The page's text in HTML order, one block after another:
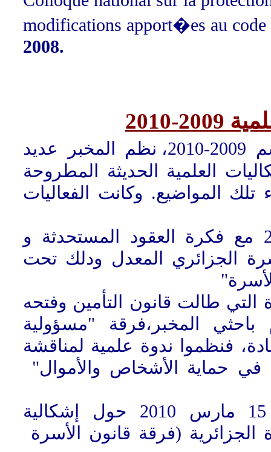
modifications apport�es au
2008.
2010
في خلال السداسي الثاني من الموسم 2009-2010، نظم المخبر عديد
العلمية الحديثة المطروحة
المواضيع. وكانت الفعاليات
1- البداية كانت بتاريخ 01 مارس 2010 مع فكرة العقود المستحدثة و
الجزائري المعدل ودلك تحت
التي طالت قانون التأمين وفتحه
المخبر،فرقة "مسؤولية
فنظموا ندوة علمية لمناقشة
في حماية الأشخاص والأموال"
تلاها اليوم الدراسي المنظم بتاريخ 15 مارس 2010 حول إشكالية
الجزائرية (فرقة قانون الأسرة